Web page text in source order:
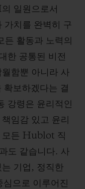
일원으로서
치를 완벽히 구
활동과 노력의
한 공통된 비전
함뿐 아니라 사
확보하겠다는 결
강령은 윤리적인
임감 있고 윤리
모든 Hublot 직
도 같습니다. 사
기업, 정직한
으로 이루어진